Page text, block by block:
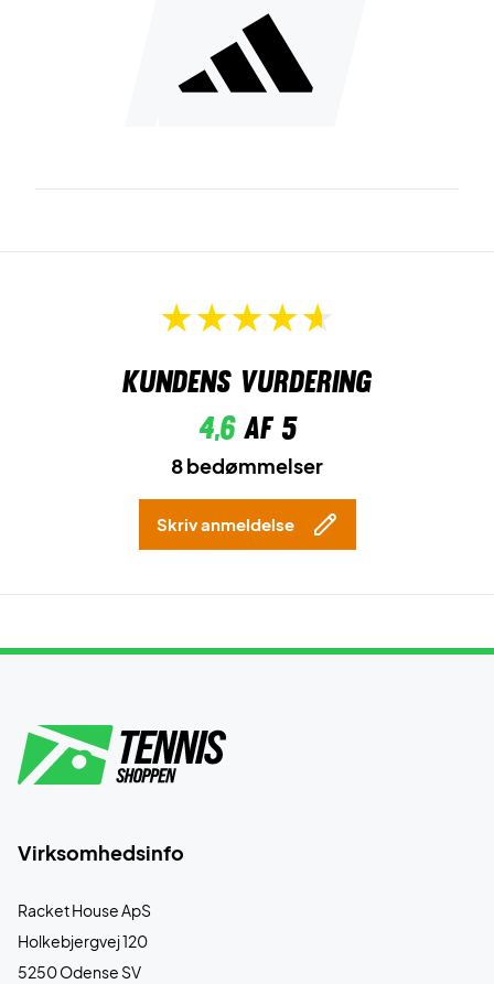
Kundens vurdering
4,6af 5
8 bedømmelser
Skriv anmeldelse
Virksomhedsinfo
Racket House ApS
Holkebjergvej 120
5250 Odense SV